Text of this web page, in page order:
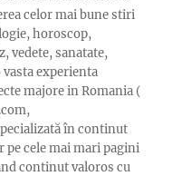
celor mai bune stiri
horoscop,
vedete, sanatate,
experienta
majore in Romania (
în continut
pe cele mai mari pagini
continut valoros cu